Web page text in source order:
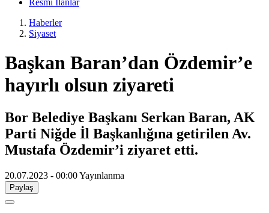
Resmi İlanlar
Haberler
Siyaset
Başkan Baran’dan Özdemir’e
hayırlı olsun ziyareti
Bor Belediye Başkanı Serkan Baran, AK
Parti Niğde İl Başkanlığına getirilen Av.
Mustafa Özdemir’i ziyaret etti.
20.07.2023 - 00:00Yayınlanma
Paylaş